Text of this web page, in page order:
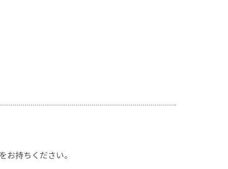
持ちください。